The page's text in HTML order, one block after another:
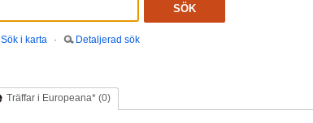
SÖK
Sök i karta · Detaljerad sök
Träffar i Europeana* (0)